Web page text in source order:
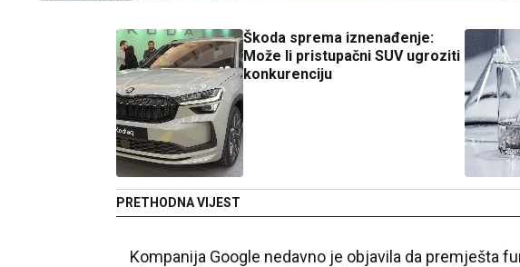
Škoda sprema iznenađenje:
Može li pristupačni SUV ugroziti
konkurenciju
PRETHODNA VIJEST
Kompanija Google nedavno je objavila da premješta